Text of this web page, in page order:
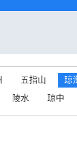
五指山 琼
陵水 琼中